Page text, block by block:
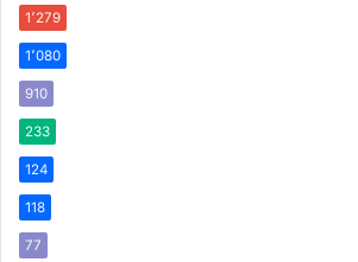
1٬279
1٬080
910
233
124
118
77